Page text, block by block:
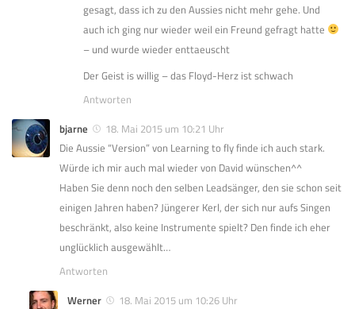
gesagt, dass ich zu den Aussies nicht mehr gehe. Und
auch ich ging nur wieder weil ein Freund gefragt hatte
– und wurde wieder enttaeuscht
Der Geist is willig – das Floyd-Herz ist schwach
Antworten
bjarne
18. Mai 2015 um 10:21 Uhr
Die Aussie “Version” von Learning to fly finde ich auch stark.
Würde ich mir auch mal wieder von David wünschen^^
Haben Sie denn noch den selben Leadsänger, den sie schon seit
einigen Jahren haben? Jüngerer Kerl, der sich nur aufs Singen
beschränkt, also keine Instrumente spielt? Den finde ich eher
unglücklich ausgewählt…
Antworten
Werner
18. Mai 2015 um 10:26 Uhr